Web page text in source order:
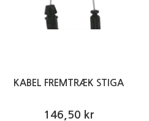
KABEL FREMTRÆK STIGA
146,50 kr